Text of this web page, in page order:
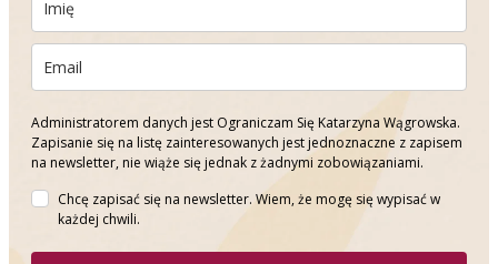
Administratorem danych jest Ograniczam Się Katarzyna Wągrowska.
Zapisanie się na listę zainteresowanych jest jednoznaczne z zapisem
na newsletter, nie wiąże się jednak z żadnymi zobowiązaniami.
Chcę zapisać się na newsletter. Wiem, że mogę się wypisać w
każdej chwili.